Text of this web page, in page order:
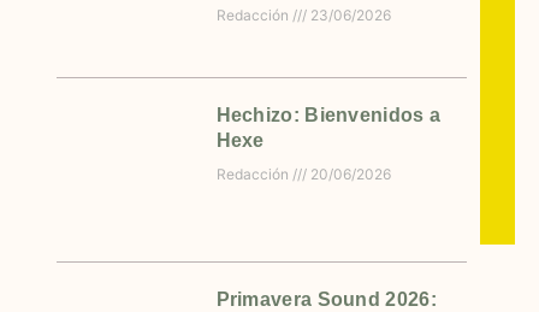
Redacción 23/06/2026
Hechizo: Bienvenidos a
Hexe
Redacción 20/06/2026
Primavera Sound 2026: